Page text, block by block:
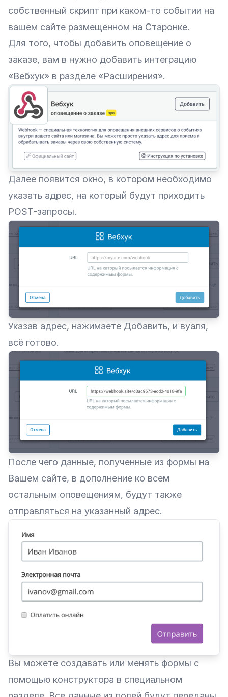
собственный скрипт при каком-то событии на
вашем сайте размещенном на Старонке.
Для того, чтобы добавить оповещение о
заказе, вам в нужно добавить интеграцию
«Вебхук» в разделе «Расширения».
Далее появится окно, в котором необходимо
указать адрес, на который будут приходить
POST-запросы.
Указав адрес, нажимаете Добавить, и вуаля,
всё готово.
После чего данные, полученные из формы на
Вашем сайте, в дополнение ко всем
остальным оповещениям, будут также
отправляться на указанный адрес.
Вы можете создавать или менять формы с
помощью конструктора в специальном